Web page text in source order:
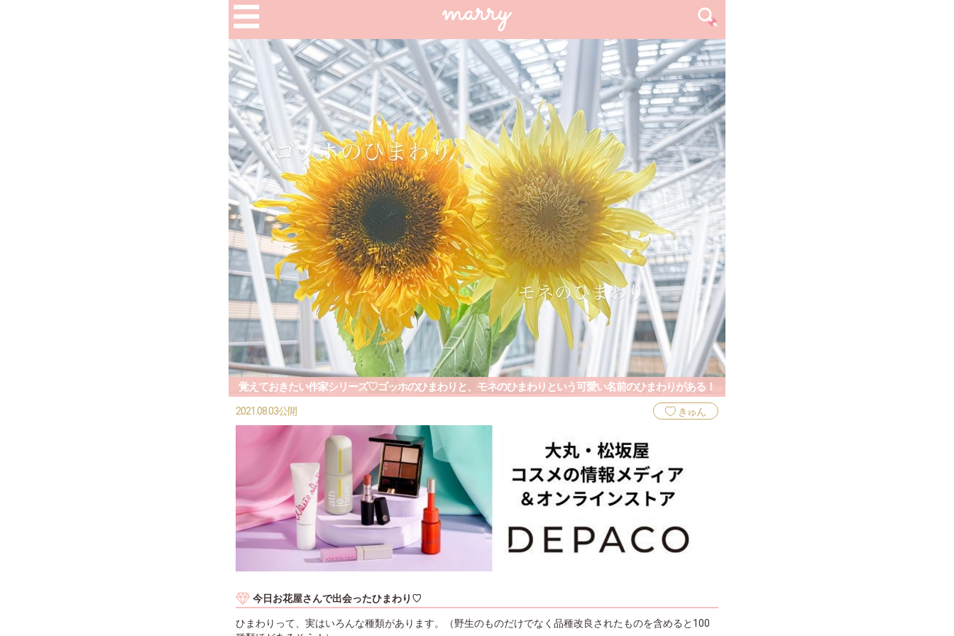
覚えておきたい作家シリーズ♡ゴッホのひまわりと、モネのひまわりという可愛い名前のひまわりがある！
2021.08.03公開 きゅん
今日お花屋さんで出会ったひまわり♡
ひまわりって、実はいろんな種類があります。（野生のものだけでなく品種改良されたものを含めると100